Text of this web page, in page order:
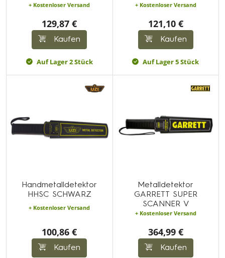
+ Kostenloser Versand
129,87 €
Kaufen
Auf Lager 2 Stück
+ Kostenloser Versand
121,10 €
Kaufen
Auf Lager 5 Stück
Handmetalldetektor
HHSC SCHWARZ
+ Kostenloser Versand
100,86 €
Kaufen
Metalldetektor
GARRETT SUPER
SCANNER V
+ Kostenloser Versand
364,99 €
Kaufen